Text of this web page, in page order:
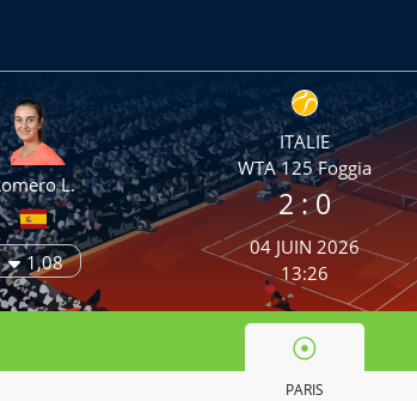
L.
1,08
ITALIE
WTA 125 Foggia
2: 0
04 JUIN 2026
13:26
PARIS